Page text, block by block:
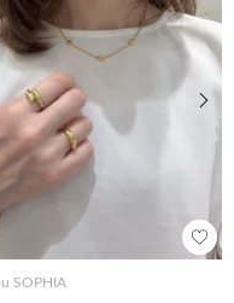
SOPHIA
次